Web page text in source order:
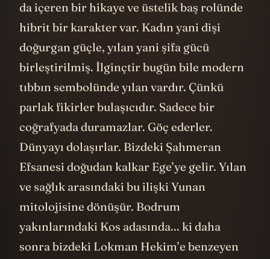
da içeren bir hikaye ve üstelik baş rolünde
hibrit bir karakter var. Kadın yani dişi
doğurgan güçle, yılan yani şifa gücü
birleştirilmiş. İlginçtir bugün bile modern
tıbbın sembolünde yılan vardır. Çünkü
parlak fikirler bulaşıcıdır. Sadece bir
coğrafyada duramazlar. Göç ederler.
Dünyayı dolaşırlar. Bizdeki Şahmeran
Efsanesi doğudan kalkar Ege’ye gelir. Yılan
ve sağlık arasındaki bu ilişki Yunan
mitolojisine dönüşür. Bodrum
yakınlarındaki Kos adasında... ki daha
sonra bizdeki Lokman Hekim’e benzeyen